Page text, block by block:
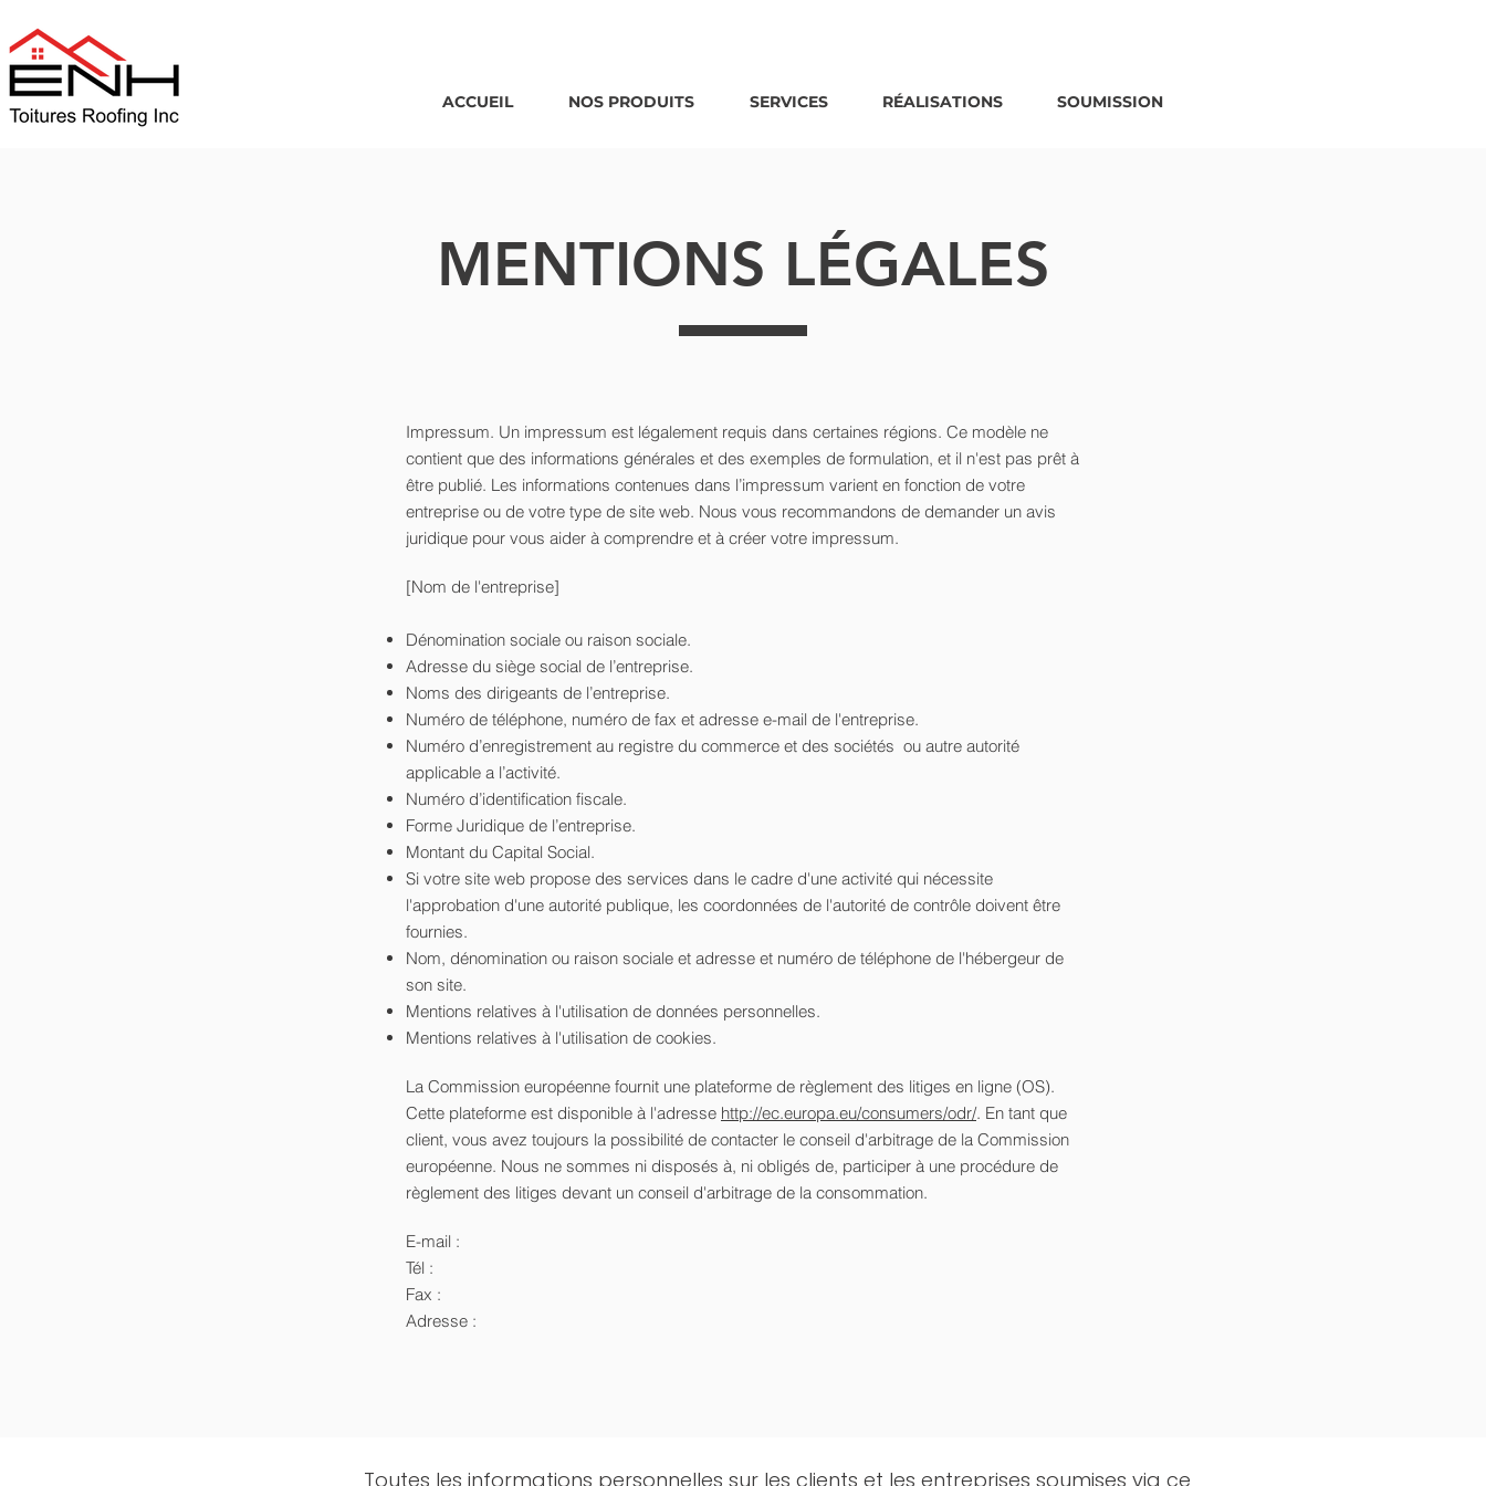
ACCUEIL NOS PRODUITS SERVICES RÉALISATIONS SOUMISSION
MENTIONS LÉGALES
Impressum. Un impressum est légalement requis dans certaines régions. Ce modèle ne
contient que des informations générales et des exemples de formulation, et il n'est pas prêt à
être publié. Les informations contenues dans l’impressum varient en fonction de votre
entreprise ou de votre type de site web. Nous vous recommandons de demander un avis
juridique pour vous aider à comprendre et à créer votre impressum.
[Nom de l'entreprise]
Dénomination sociale ou raison sociale.
Adresse du siège social de l’entreprise.
Noms des dirigeants de l’entreprise.
Numéro de téléphone, numéro de fax et adresse e-mail de l'entreprise.
Numéro d’enregistrement au registre du commerce et des sociétés ou autre autorité
applicable a l’activité.
Numéro d’identification fiscale.
Forme Juridique de l’entreprise.
Montant du Capital Social.
Si votre site web propose des services dans le cadre d'une activité qui nécessite
l'approbation d'une autorité publique, les coordonnées de l'autorité de contrôle doivent être
fournies. ​​​
Nom, dénomination ou raison sociale et adresse et numéro de téléphone de l'hébergeur de
son site.
Mentions relatives à l'utilisation de données personnelles.
Mentions relatives à l'utilisation de cookies.
La Commission européenne fournit une plateforme de règlement des litiges en ligne (OS).
Cette plateforme est disponible à l'adresse http://ec.europa.eu/consumers/odr/. En tant que
client, vous avez toujours la possibilité de contacter le conseil d'arbitrage de la Commission
européenne. Nous ne sommes ni disposés à, ni obligés de, participer à une procédure de
règlement des litiges devant un conseil d'arbitrage de la consommation.
E-mail :
Tél :
Fax :
Adresse :
Toutes les informations personnelles sur les clients et les entreprises soumises via ce